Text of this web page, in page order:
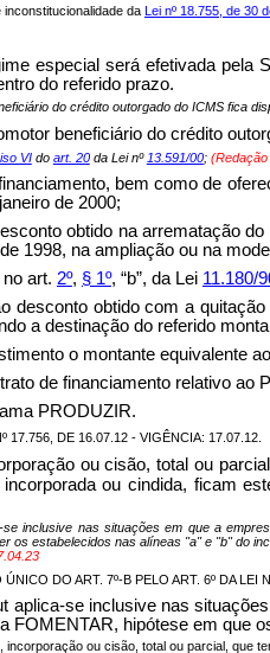
da Lei nº 18.755, de 30
especial será efetivada
do referido prazo.
do crédito outorgado do ICMS fica
beneficiário do crédito
VIdo art. 20da Lei nº 13.591/00; (Redação
bem como de
de 2000;
obtido na arrematação
1998, na ampliação ou na
art. 2º, § 1º, “b”, da Lei 11.180/
desconto obtido com a
a destinação do referido
o montante equivalente
de financiamento relativo ao
PRODUZIR.
17.756, DE 16.07.12 - VIGÊNCIA: 17.07.12.
ou cisão, total ou
ou cindida, ficam
inclusive nas situações em que a
os estabelecidos nas alíneas "a" e "b" do
DO ART. 7º-B PELO ART. 6º DA LEI
aplica-se inclusive nas
FOMENTAR, hipótese em que
ou cisão, total ou parcial, que